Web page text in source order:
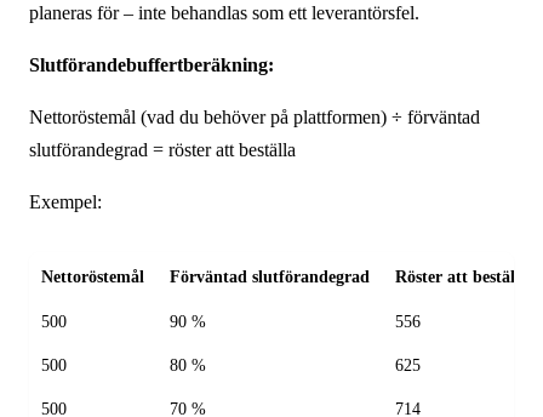
planeras för – inte behandlas som ett leverantörsfel.
Slutförandebuffertberäkning:
Nettoröstemål (vad du behöver på plattformen) ÷ förväntad
slutförandegrad = röster att beställa
Exempel:
Nettoröstemål Förväntad slutförandegrad Röster att beställa
500 90 % 556
500 80 % 625
500 70 % 714